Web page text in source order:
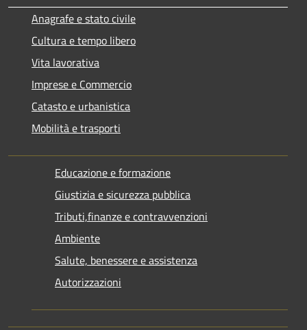
Anagrafe e stato civile
Cultura e tempo libero
Vita lavorativa
Imprese e Commercio
Catasto e urbanistica
Mobilità e trasporti
Educazione e formazione
Giustizia e sicurezza pubblica
Tributi,finanze e contravvenzioni
Ambiente
Salute, benessere e assistenza
Autorizzazioni